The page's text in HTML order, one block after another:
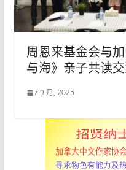
周恩来基金会与
与海》亲子共读
7 9 月, 2025